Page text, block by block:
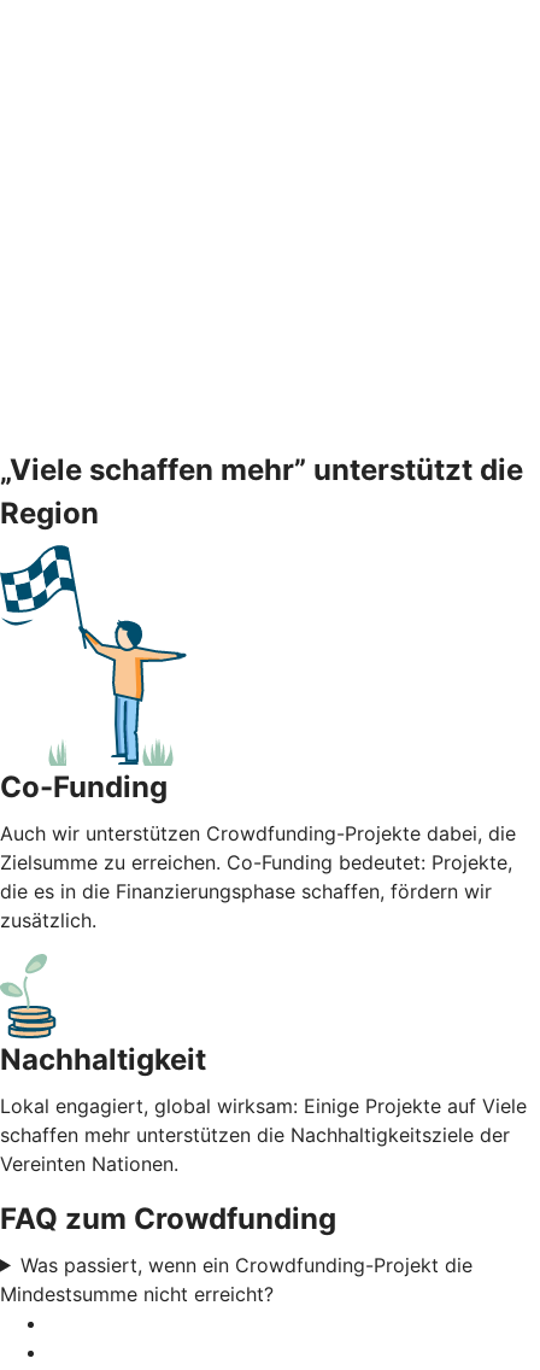
„Viele schaffen mehr” unterstützt die
Region
Co-Funding
Auch wir unterstützen Crowdfunding-Projekte dabei, die
Zielsumme zu erreichen. Co-Funding bedeutet: Projekte,
die es in die Finanzierungsphase schaffen, fördern wir
zusätzlich.
Nachhaltigkeit
Lokal engagiert, global wirksam: Einige Projekte auf Viele
schaffen mehr unterstützen die Nachhaltigkeitsziele der
Vereinten Nationen.
FAQ zum Crowdfunding
Was passiert, wenn ein Crowdfunding-Projekt die
Mindestsumme nicht erreicht?